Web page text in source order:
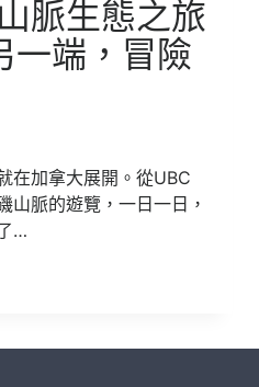
脈生態之旅
一端，冒險
在加拿大展開。從UBC
山脈的遊覽，一日一日，
…